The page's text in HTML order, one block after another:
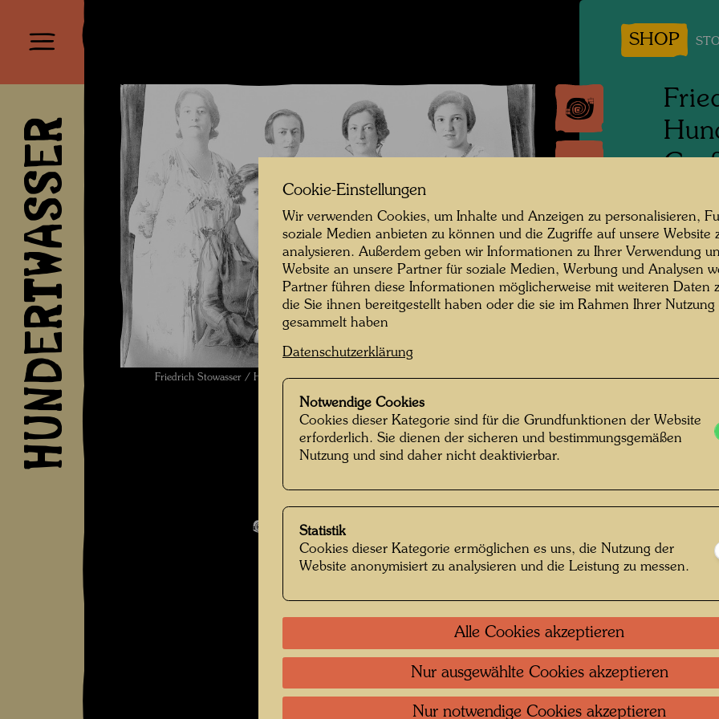
HUNDERTWASSER
SHOP
Friedrich Stowasser / Hundertwasser mit Mutter, Großmutter und Tanten , Fotograf:
Unbekannt Unknown © Hundertwasser Archiv
Bildergalerie öffnen
Wien,
H.
fuent
in
Das
Vorne:
2.
Cookie-Einstellungen
Wir verwenden Cookies, um Inhalte und Anzeigen zu personalisieren,
soziale Medien anbieten zu können und die Zugriffe auf unsere Website
analysieren. Außerdem geben wir Informationen zu Ihrer Verwendung
Website an unsere Partner für soziale Medien, Werbung und Analysen
Partner führen diese Informationen möglicherweise mit weiteren Daten
die Sie ihnen bereitgestellt haben oder die sie im Rahmen Ihrer Nutzung
gesammelt haben
Datenschutzerklärung
Notwendige Cookies
Cookies dieser Kategorie sind für die Grundfunktionen der Website
erforderlich. Sie dienen der sicheren und bestimmungsgemäßen
Nutzung und sind daher nicht deaktivierbar.
Statistik
Cookies dieser Kategorie ermöglichen es uns, die Nutzung der
Website anonymisiert zu analysieren und die Leistung zu messen.
Alle Cookies akzeptieren
Nur ausgewählte Cookies akzeptieren
Nur notwendige Cookies akzeptieren